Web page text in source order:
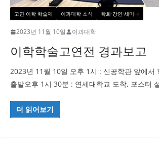
고연 이학 학술제 이과대학 소식 학회·강연·세미나
2023년 11월 10일 이과대학
이학학술고연전 경과보고
2023년 11월 10일 오후 1시 : 신공학관 앞에서
출발오후 1시 30분 : 연세대학교 도착, 포스터
더 읽어보기